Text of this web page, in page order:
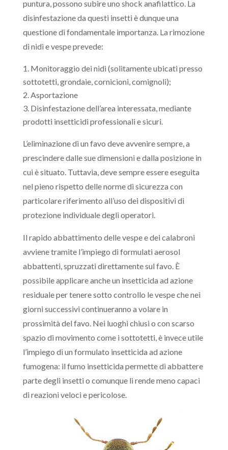
puntura, possono subire uno shock anafilattico. La
disinfestazione da questi insetti è dunque una
questione di fondamentale importanza. La rimozione
di nidi e vespe prevede:
Monitoraggio dei nidi (solitamente ubicati presso
sottotetti, grondaie, cornicioni, comignoli);
Asportazione
Disinfestazione dell’area interessata, mediante
prodotti insetticidi professionali e sicuri.
L’eliminazione di un favo deve avvenire sempre, a
prescindere dalle sue dimensioni e dalla posizione in
cui è situato. Tuttavia, deve sempre essere eseguita
nel pieno rispetto delle norme di sicurezza con
particolare riferimento all’uso dei dispositivi di
protezione individuale degli operatori.
Il rapido abbattimento delle vespe e dei calabroni
avviene tramite l’impiego di formulati aerosol
abbattenti, spruzzati direttamente sul favo. È
possibile applicare anche un insetticida ad azione
residuale per tenere sotto controllo le vespe che nei
giorni successivi continueranno a volare in
prossimità del favo. Nei luoghi chiusi o con scarso
spazio di movimento come i sottotetti, è invece utile
l’impiego di un formulato insetticida ad azione
fumogena: il fumo insetticida permette di abbattere
parte degli insetti o comunque li rende meno capaci
di reazioni veloci e pericolose.